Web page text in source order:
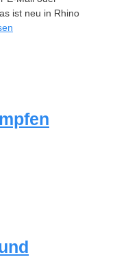
ist neu in Rhino